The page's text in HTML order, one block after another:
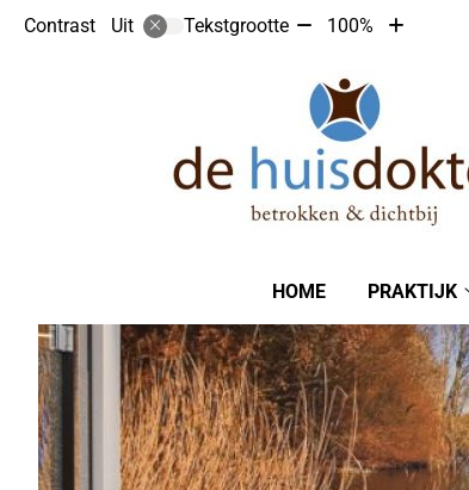
Contrast Uit Tekstgrootte Tekst
10%
100%
Tekst
Hoofdmenu
HOME
PRAKTIJK